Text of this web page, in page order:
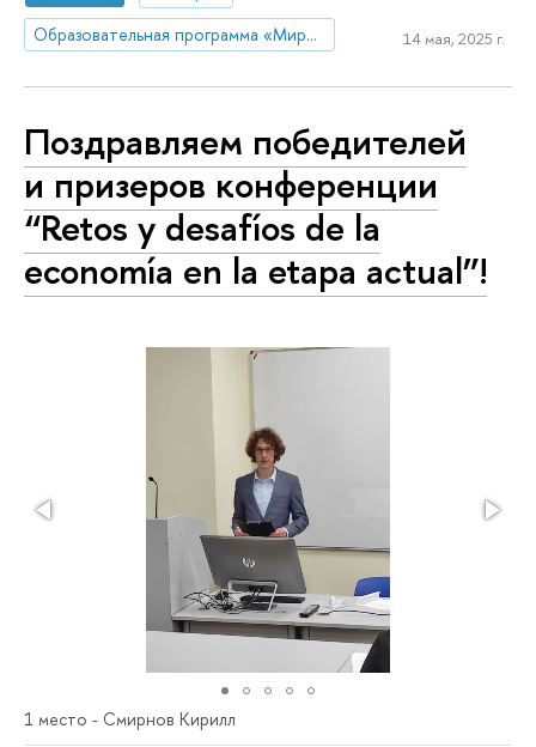
Образовательная программа «Мировая экономика»
14 мая, 2025 г.
Поздравляем победителей
и призеров конференции
“Retos y desafíos de la
economía en la etapa actual”!
1 место - Смирнов Кирилл